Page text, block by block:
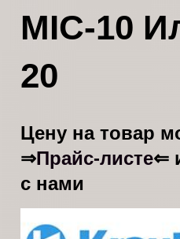
MIC-10
20
Цену на товар
⇒Прайс-листе⇐
с нами